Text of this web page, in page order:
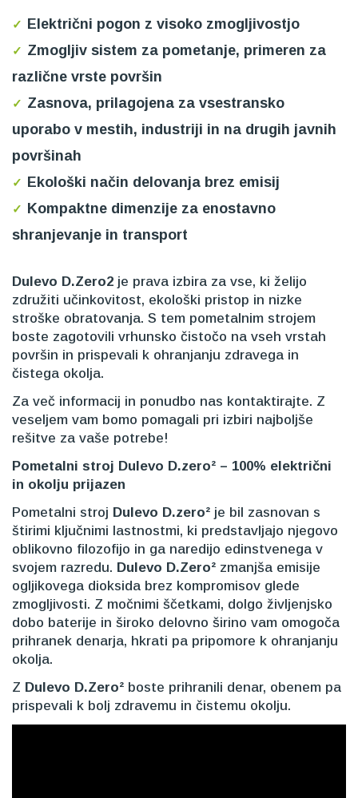
Električni pogon z visoko zmogljivostjo
Zmogljiv sistem za pometanje, primeren za
različne vrste površin
Zasnova, prilagojena za vsestransko
uporabo v mestih, industriji in na drugih javnih
površinah
Ekološki način delovanja brez emisij
Kompaktne dimenzije za enostavno
shranjevanje in transport
Dulevo D.Zero2 je prava izbira za vse, ki želijo
združiti učinkovitost, ekološki pristop in nizke
stroške obratovanja. S tem pometalnim strojem
boste zagotovili vrhunsko čistočo na vseh vrstah
površin in prispevali k ohranjanju zdravega in
čistega okolja.
Za več informacij in ponudbo nas kontaktirajte. Z
veseljem vam bomo pomagali pri izbiri najboljše
rešitve za vaše potrebe!
Pometalni stroj Dulevo D.zero² – 100% električni
in okolju prijazen
Pometalni stroj Dulevo D.zero² je bil zasnovan s
štirimi ključnimi lastnostmi, ki predstavljajo njegovo
oblikovno filozofijo in ga naredijo edinstvenega v
svojem razredu. Dulevo D.Zero² zmanjša emisije
ogljikovega dioksida brez kompromisov glede
zmogljivosti. Z močnimi ščetkami, dolgo življenjsko
dobo baterije in široko delovno širino vam omogoča
prihranek denarja, hkrati pa pripomore k ohranjanju
okolja.
Z Dulevo D.Zero² boste prihranili denar, obenem pa
prispevali k bolj zdravemu in čistemu okolju.